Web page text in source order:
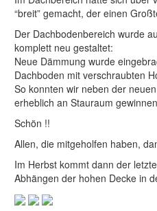
“breit” gemacht, der einen
Der Dachbodenbereich wurde
komplett neu gestaltet:
Neue Dämmung wurde
Dachboden mit verschraubten
So konnten wir neben der
erheblich an Stauraum
Schön !!
Allen, die mitgeholfen haben,
Im Herbst kommt dann der
Abhängen der hohen Decke in